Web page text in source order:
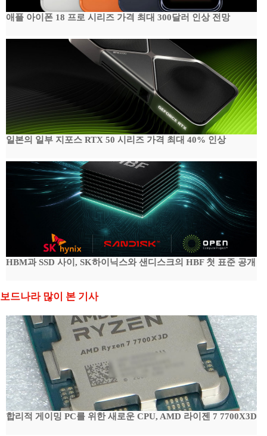
애플 아이폰 18 프로 시리즈 가격 최대 300달러 인상 전망
일본의 일부 지포스 RTX 50 시리즈 가격 최대 40% 인상
HBM과 SSD 사이, SK하이닉스와 샌디스크의 HBF 첫 표준 공개
보드나라 많이 본 기사
합리적 게이밍 PC를 위한 새로운 CPU, AMD 라이젠 7 7700X3D